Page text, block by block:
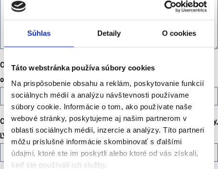
Súhlas Detaily O cookies
Táto webstránka používa súbory cookies
Na prispôsobenie obsahu a reklám, poskytovanie funkcií
sociálnych médií a analýzu návštevnosti používame
súbory cookie. Informácie o tom, ako používate naše
webové stránky, poskytujeme aj našim partnerom v
oblasti sociálnych médií, inzercie a analýzy. Títo partneri
môžu príslušné informácie skombinovať s ďalšími
údajmi, ktoré ste im poskytli alebo ktoré od vás získali,
keď ste používali ich služby.
Označenie parcely SVP, š. p. (číslo parcely, LV, katastrálne územie,
obec, okres): *
Označenie susednej parcely (ak je vlastníkom žiadateľ - číslo parcely,
LV, katastrálne územie, obec, okres):*